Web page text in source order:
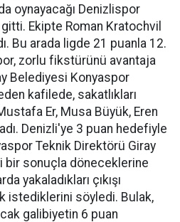
oynayacağı Denizlispor
Ekipte Roman Kratochvil
Bu arada ligde 21 puanla 12.
zorlu fikstürünü avantaja
Belediyesi Konyaspor
kafilede, sakatlıkları
Er, Musa Büyük, Eren
Denizli'ye 3 puan hedefiyle
Teknik Direktörü Giray
bir sonuçla döneceklerine
yakaladıkları çıkışı
istediklerini söyledi. Bulak,
galibiyetin 6 puan